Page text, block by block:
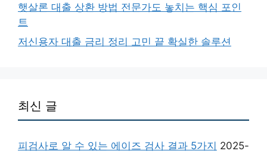
햇살론 대출 상환 방법 전문가도 놓치는 핵심 포인
트
저신용자 대출 금리 정리 고민 끝 확실한 솔루션
최신 글
피검사로 알 수 있는 에이즈 검사 결과 5가지 2025-